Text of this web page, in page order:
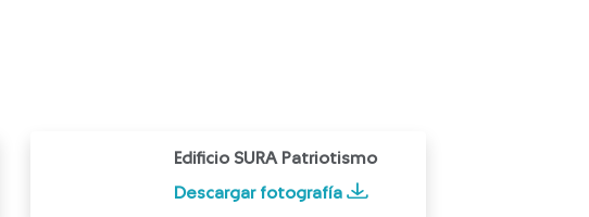
Edificio SURA Patriotismo
Descargar fotografía